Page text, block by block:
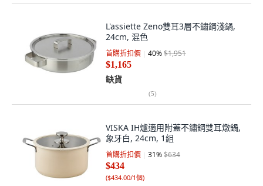
L'assiette Zeno雙耳3層不鏽鋼淺鍋,
24cm, 混色
首購折扣價 40%$1,951
$1,165
缺貨
(5)
VISKA IH爐適用附蓋不鏽鋼雙耳燉鍋,
象牙白, 24cm, 1組
首購折扣價 31%$634
$434
($434.00/1個)